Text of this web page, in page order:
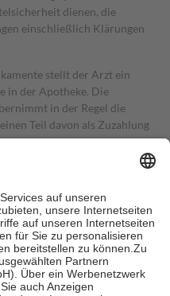
dienen, die
einschließlich Klärungen
stellt der Arzt ein
in der Apotheke. Die
in der Regel die
Teil davon als Zuzahlung
in Höhe von zehn
nie mehr als die tatsächlichen
für Online-Apotheken.
beträgt die
zehn Euro je
für ihre eigene Gesundheit zu